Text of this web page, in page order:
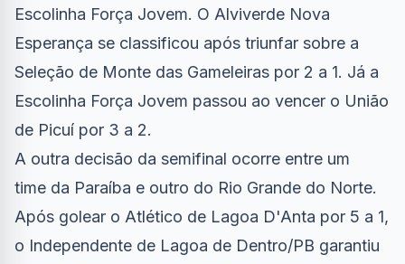
Escolinha Força Jovem. O Alviverde Nova
Esperança se classificou após triunfar sobre a
Seleção de Monte das Gameleiras por 2 a 1. Já a
Escolinha Força Jovem passou ao vencer o União
de Picuí por 3 a 2.
A outra decisão da semifinal ocorre entre um
time da Paraíba e outro do Rio Grande do Norte.
Após golear o Atlético de Lagoa D'Anta por 5 a 1,
o Independente de Lagoa de Dentro/PB garantiu